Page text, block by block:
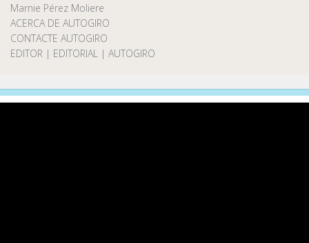
Marnie Pérez Moliere
ACERCA DE AUTOGIRO
CONTACTE AUTOGIRO
EDITOR | EDITORIAL | AUTOGIRO